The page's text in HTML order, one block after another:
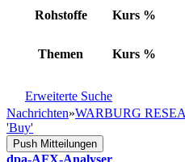
Rohstoffe Kurs %
Themen Kurs %
Erweiterte Suche
Nachrichten»WARBURG
'Buy'
Push Mitteilungen
dpa-AFX-Analyser